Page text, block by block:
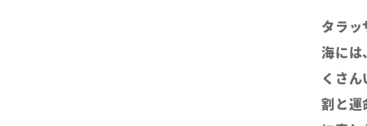
タラッ
海には
くさ
割と運